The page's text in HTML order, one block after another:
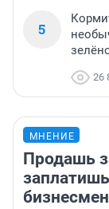
5
26
МНЕНИЕ
Продашь